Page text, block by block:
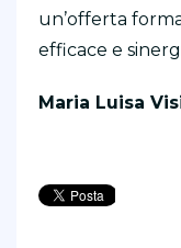
un’offerta
efficace e
Maria Luisa